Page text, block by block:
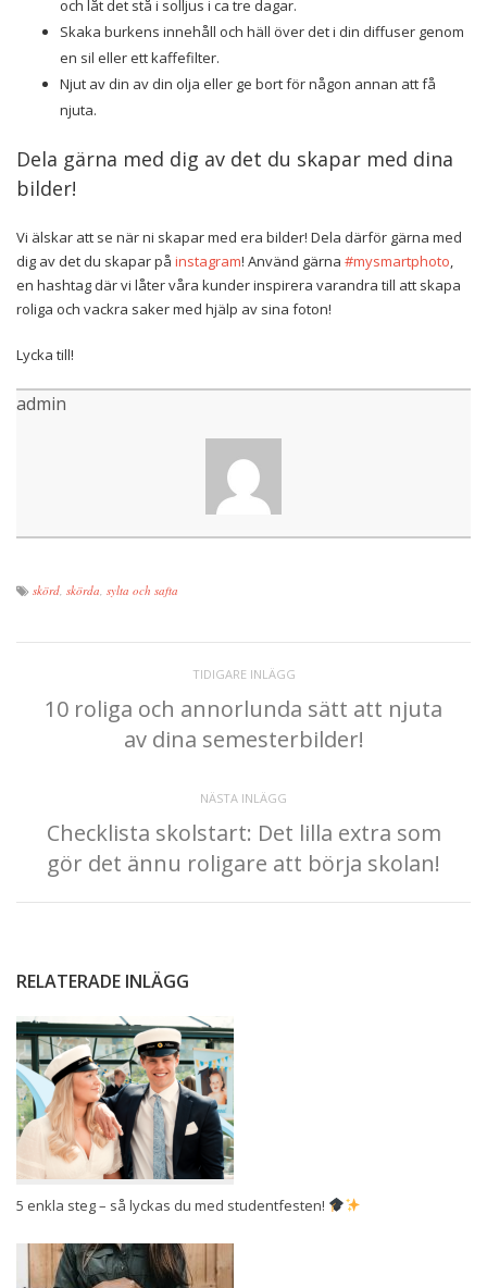
och låt det stå i solljus i ca tre dagar.
Skaka burkens innehåll och häll över det i din diffuser genom
en sil eller ett kaffefilter.
Njut av din av din olja eller ge bort för någon annan att få
njuta.
Dela gärna med dig av det du skapar med dina
bilder!
Vi älskar att se när ni skapar med era bilder! Dela därför gärna med
dig av det du skapar på instagram! Använd gärna #mysmartphoto,
en hashtag där vi låter våra kunder inspirera varandra till att skapa
roliga och vackra saker med hjälp av sina foton!
Lycka till!
admin
skörd skörda sylta och safta
TIDIGARE INLÄGG
10 roliga och annorlunda sätt att njuta
av dina semesterbilder!
NÄSTA INLÄGG
Checklista skolstart: Det lilla extra som
gör det ännu roligare att börja skolan!
RELATERADE INLÄGG
5 enkla steg – så lyckas du med studentfesten!